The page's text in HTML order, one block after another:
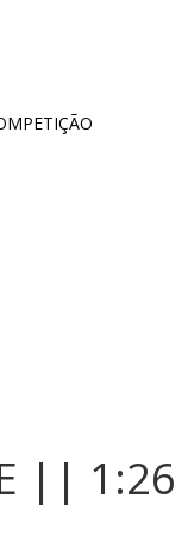
|| 1:26